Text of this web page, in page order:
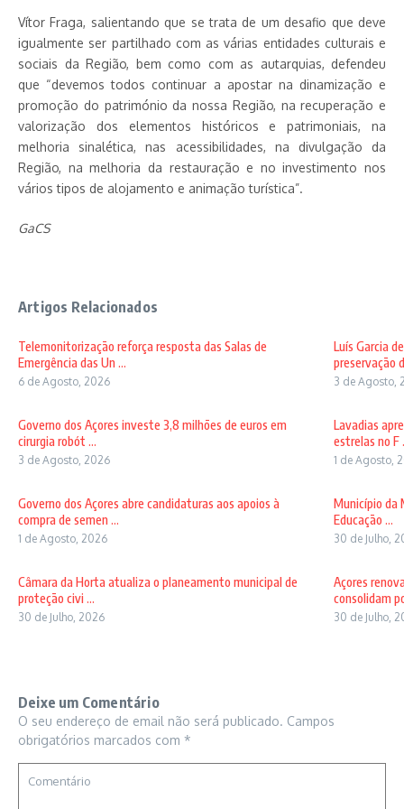
Vítor Fraga, salientando que se trata de um desafio que deve
igualmente ser partilhado com as várias entidades culturais e
sociais da Região, bem como com as autarquias, defendeu
que “devemos todos continuar a apostar na dinamização e
promoção do património da nossa Região, na recuperação e
valorização dos elementos históricos e patrimoniais, na
melhoria sinalética, nas acessibilidades, na divulgação da
Região, na melhoria da restauração e no investimento nos
vários tipos de alojamento e animação turística”.
GaCS
Artigos Relacionados
Telemonitorização reforça resposta das Salas de
Emergência das Un ...
6 de Agosto, 2026
Luís Garcia
preservação
3 de Agosto,
Governo dos Açores investe 3,8 milhões de euros em
cirurgia robót ...
3 de Agosto, 2026
Lavadias
estrelas no F
1 de Agosto,
Governo dos Açores abre candidaturas aos apoios à
compra de semen ...
1 de Agosto, 2026
Município da
Educação ...
30 de Julho,
Câmara da Horta atualiza o planeamento municipal de
proteção civi ...
30 de Julho, 2026
Açores
consolidam
30 de Julho,
Deixe um Comentário
O seu endereço de email não será publicado. Campos
obrigatórios marcados com *